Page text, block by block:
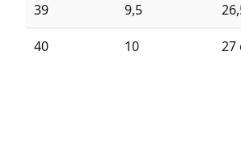
39 9,5
40 10 27